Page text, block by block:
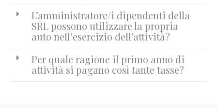
L’amministratore/i dipendenti della
SRL possono utilizzare la propria
auto nell’esercizio dell’attività?
Per quale ragione il primo anno di
attività si pagano così tante tasse?